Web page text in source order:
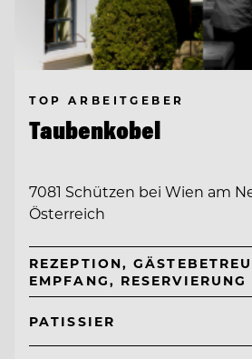
TOP ARBEITGEBER
Taubenkobel
7081 Schützen bei Wien am
Österreich
REZEPTION,
EMPFANG, RESERVIERUNG
PATISSIER